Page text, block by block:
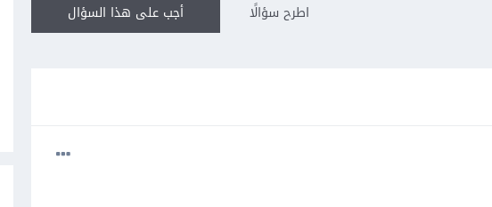
أجب على هذا السؤال اطرح سؤالًا